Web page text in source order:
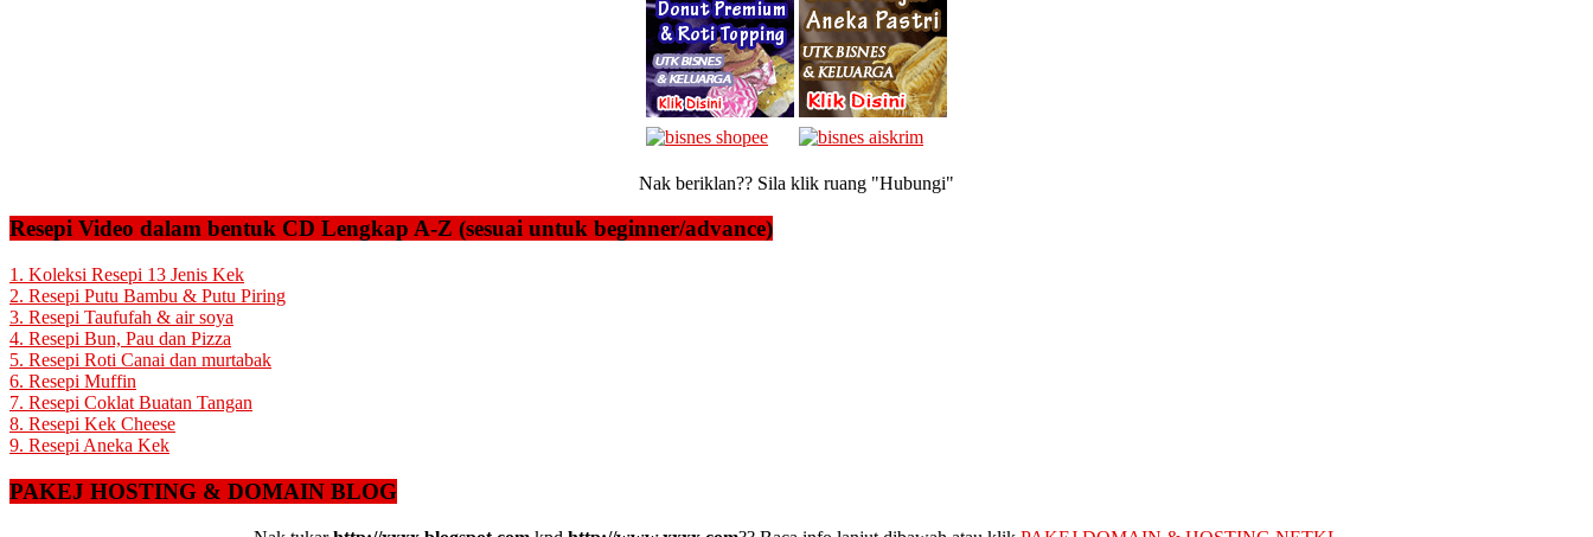
Nak beriklan?? Sila klik ruang "Hubungi"
Resepi Video dalam bentuk CD Lengkap A-Z (sesuai untuk beginner/advance)
1. Koleksi Resepi 13 Jenis Kek
2. Resepi Putu Bambu & Putu Piring
3. Resepi Taufufah & air soya
4. Resepi Bun, Pau dan Pizza
5. Resepi Roti Canai dan murtabak
6. Resepi Muffin
7. Resepi Coklat Buatan Tangan
8. Resepi Kek Cheese
9. Resepi Aneka Kek
PAKEJ HOSTING & DOMAIN BLOG